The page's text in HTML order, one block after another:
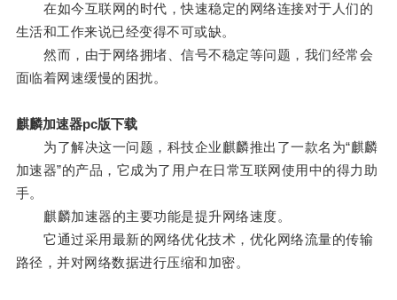
在如今互联网的时代，快速稳定的网络连接对于人们的
生活和工作来说已经变得不可或缺。
然而，由于网络拥堵、信号不稳定等问题，我们经常会
面临着网速缓慢的困扰。
麒麟加速器pc版下载
为了解决这一问题，科技企业麒麟推出了一款名为“麒麟
加速器”的产品，它成为了用户在日常互联网使用中的得力助
手。
麒麟加速器的主要功能是提升网络速度。
它通过采用最新的网络优化技术，优化网络流量的传输
路径，并对网络数据进行压缩和加密。